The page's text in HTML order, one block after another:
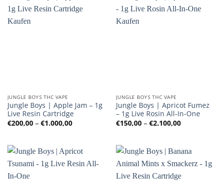
JUNGLE BOYS THC VAPE
Jungle Boys | Apple Jam – 1g
Live Resin Cartridge
€200,00 – €1.000,00Preisspanne:
€200,00
JUNGLE BOYS THC VAPE
Jungle Boys | Apricot Fumez
– 1g Live Rosin All-In-One
€150,00 – €2.100,00
€150,00